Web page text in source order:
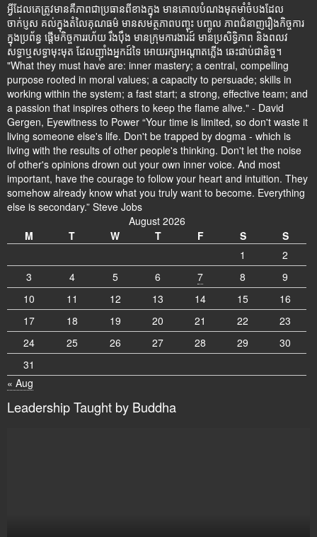
អ្វីដែលគេត្រូវមានគឺភាពជាប្រធានពីខាងក្នុង មានគោលបំណងមុតមាំចំបងដែល
ចាក់ប្ញស គល់ក្នុងតំលៃគុណធម៌ មានសមត្ថភាពបញ្ចុះ បញ្ចូល ភាពជំនាញរឿងកិច្ចការ
ក្នុងប្រព័ន្ធ ផ្តើមកិច្ចការរហ័យ រឹងប៉ឹង មានក្រុមការងារដ៍ មានប្រសិទ្ធិភាព និងពលវ
សទ្ធាឬសទ្ធាមុះមុត ដែលញ៉ាំងអ្នកដ៍ទៃ អោយរក្សាអណ្តាតភ្លើង ឆេះជាប់ជានិច្ច។
"What they must have are: inner mastery; a central, compelling
purpose rooted in moral values; a capacity to persuade; skills in
working within the system; a fast start; a strong, effective team; and
a passion that inspires others to keep the flame alive." - David
Gergen, Eyewitness to Power “Your time is limited, so don't waste it
living someone else's life. Don't be trapped by dogma - which is
living with the results of other people's thinking. Don't let the noise
of other's opinions drown out your own inner voice. And most
important, have the courage to follow your heart and intuition. They
somehow already know what you truly want to become. Everything
else is secondary.” Steve Jobs
August 2026
M
T W T F S
S
1
2
3
4 5 6 7 8
9
10
11 12 13 14 15
16
17
18 19 20 21 22
23
24
25 26 27 28 29
30
31
« Aug
Leadership Taught by Buddha